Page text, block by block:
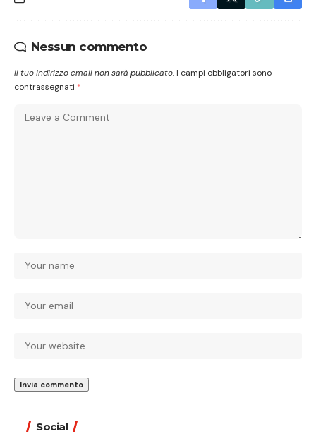
Nessun commento
Il tuo indirizzo email non sarà pubblicato. I campi obbligatori sono
contrassegnati *
Social